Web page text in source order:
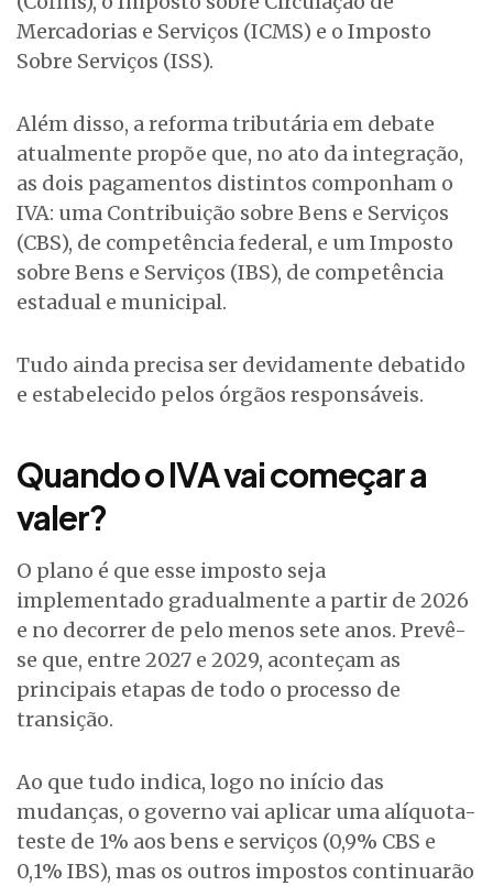
Mercadorias e Serviços (ICMS) e o Imposto
Sobre Serviços (ISS).
Além disso, a reforma tributária em debate
atualmente propõe que, no ato da integração,
as dois pagamentos distintos componham o
IVA: uma Contribuição sobre Bens e Serviços
(CBS), de competência federal, e um Imposto
sobre Bens e Serviços (IBS), de competência
estadual e municipal.
Tudo ainda precisa ser devidamente debatido
e estabelecido pelos órgãos responsáveis.
Quando o IVA vai começar a
valer?
O plano é que esse imposto seja
implementado gradualmente a partir de 2026
e no decorrer de pelo menos sete anos. Prevê-
se que, entre 2027 e 2029, aconteçam as
principais etapas de todo o processo de
transição.
Ao que tudo indica, logo no início das
mudanças, o governo vai aplicar uma alíquota-
teste de 1% aos bens e serviços (0,9% CBS e
0,1% IBS), mas os outros impostos continuarão